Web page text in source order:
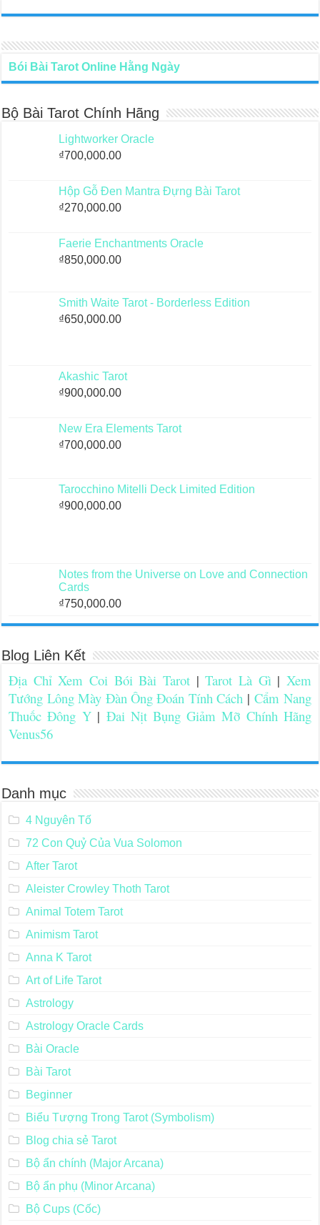
Bói Bài Tarot Online Hằng Ngày
Bộ Bài Tarot Chính Hãng
Lightworker Oracle
₫700,000.00
Hộp Gỗ Đen Mantra Đựng Bài Tarot
₫270,000.00
Faerie Enchantments Oracle
₫850,000.00
Smith Waite Tarot - Borderless Edition
₫650,000.00
Akashic Tarot
₫900,000.00
New Era Elements Tarot
₫700,000.00
Tarocchino Mitelli Deck Limited Edition
₫900,000.00
Notes from the Universe on Love and Connection
Cards
₫750,000.00
Blog Liên Kết
Địa Chỉ Xem Coi Bói Bài Tarot |Tarot Là Gì| Xem
Tướng Lông Mày Đàn Ông Đoán Tính Cách |Cẩm Nang
Thuốc Đông Y| Đai Nịt Bụng Giảm Mỡ Chính Hãng
Venus56
Danh mục
4 Nguyên Tố
72 Con Quỷ Của Vua Solomon
After Tarot
Aleister Crowley Thoth Tarot
Animal Totem Tarot
Animism Tarot
Anna K Tarot
Art of Life Tarot
Astrology
Astrology Oracle Cards
Bài Oracle
Bài Tarot
Beginner
Biểu Tượng Trong Tarot (Symbolism)
Blog chia sẻ Tarot
Bộ ẩn chính (Major Arcana)
Bộ ẩn phụ (Minor Arcana)
Bộ Cups (Cốc)